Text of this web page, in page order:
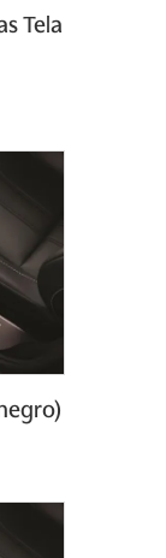
Tela